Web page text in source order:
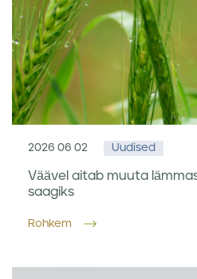
2026 06 02 Uudised
Väävel aitab muuta
saagiks
Rohkem